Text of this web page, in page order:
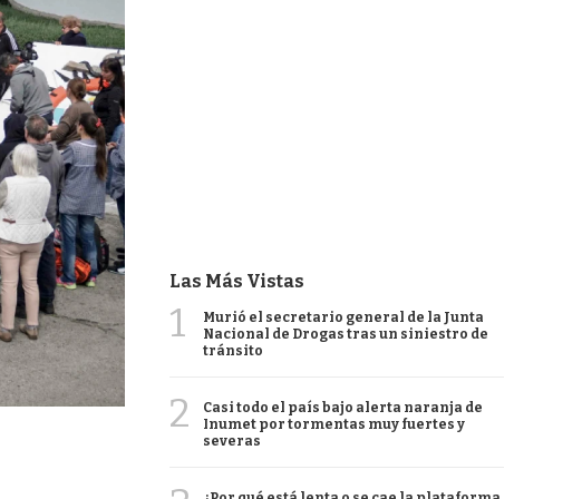
Las Más Vistas
1
Murió el secretario general de la Junta
Nacional de Drogas tras un siniestro de
tránsito
2
Casi todo el país bajo alerta naranja de
Inumet por tormentas muy fuertes y
severas